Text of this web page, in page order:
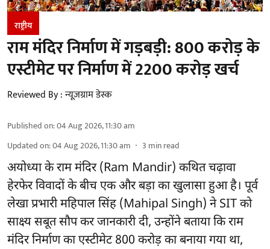
राष्ट्रीय
राम मंदिर निर्माण में गड़बड़ी: 800 करोड़ के
एस्टीमेट पर निर्माण में 2200 करोड़ खर्च
Reviewed By :न्यूज़ग्राम डेस्क
Published on:04 Aug 2026, 11:30 am
Updated on:04 Aug 2026, 11:30 am 3 min read
अयोध्या के राम मंदिर(Ram Mandir) कथित चढ़ावा
हेरफेर विवादों के बीच एक और बड़ा का खुलासा हुआ है। पूर्व
लेखा प्रभारी महिपाल सिंह (Mahipal Singh) ने SIT को
साक्ष्य सबूत सौप कर जानकारी दी, उन्होंने बताया कि राम
मंदिर निर्माण का एस्टीमेट 800 करोड़ का बनाया गया था,